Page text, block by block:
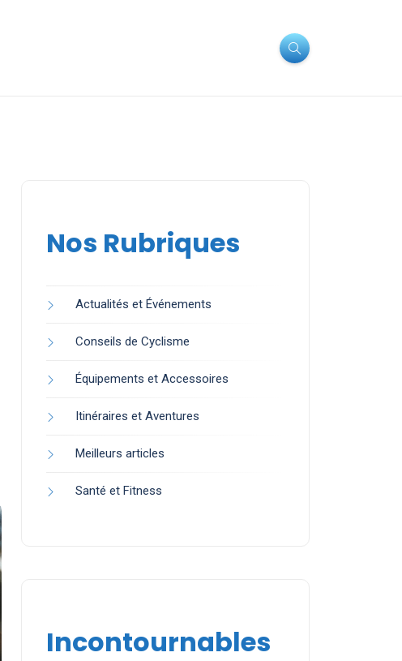
Nos Rubriques
Actualités et Événements
Conseils de Cyclisme
Équipements et Accessoires
Itinéraires et Aventures
Meilleurs articles
Santé et Fitness
Incontournables